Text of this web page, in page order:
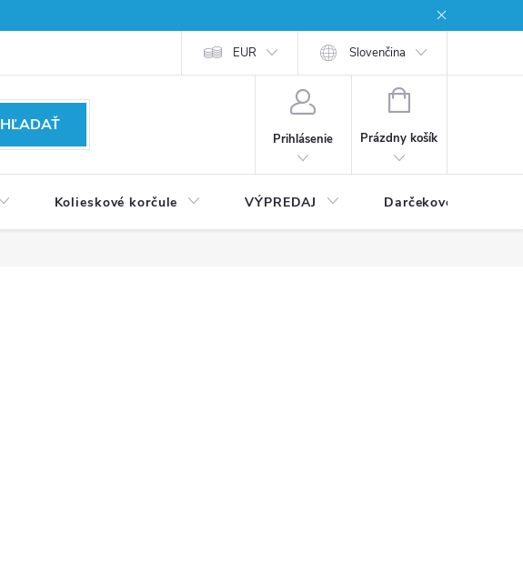
EUR Slovenčina
HĽADAŤ
Prihlásenie
NÁKUPNÝ
Prázdny košík
Kolieskové korčule VÝPREDAJ Darčekové poukážky